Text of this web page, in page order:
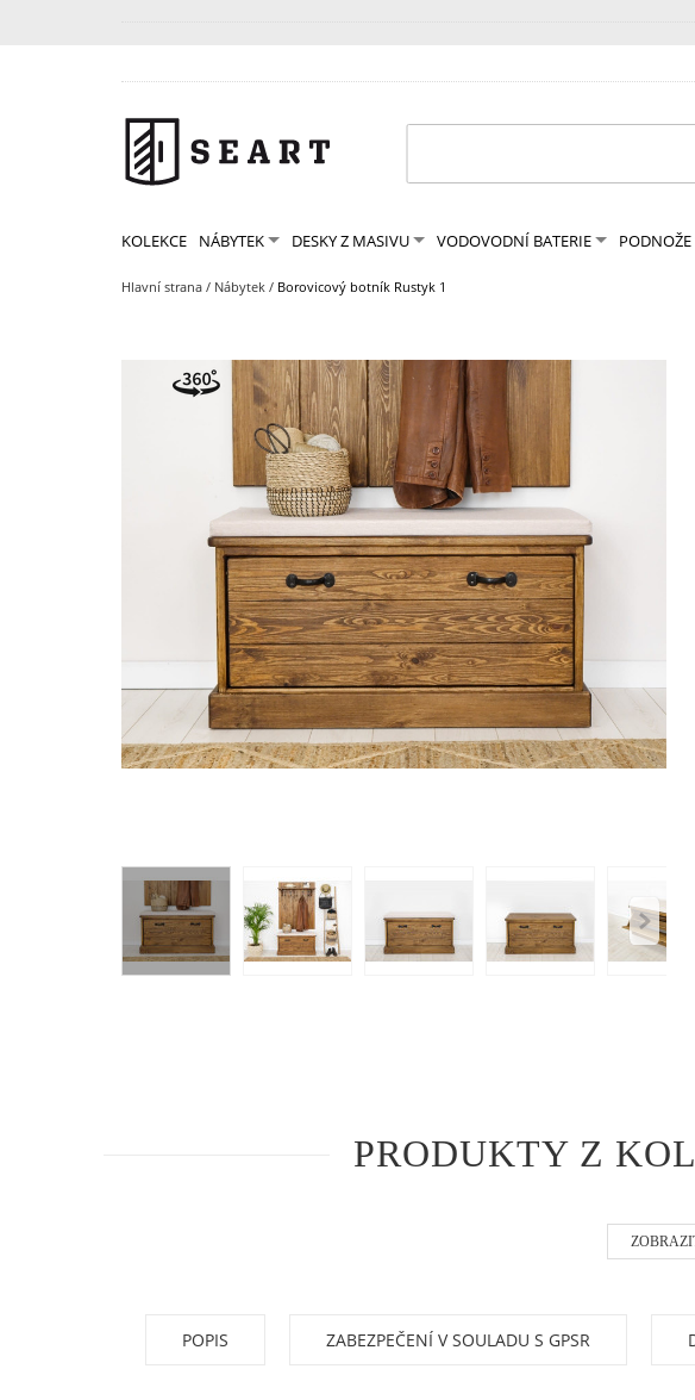
KOLEKCE NÁBYTEK DESKY Z MASIVU VODOVODNÍ BATERIE PODNOŽE
Hlavní strana / Nábytek / Borovicový botník Rustyk 1
PRODUKTY Z
POPIS ZABEZPEČENÍ V SOULADU S GPSR